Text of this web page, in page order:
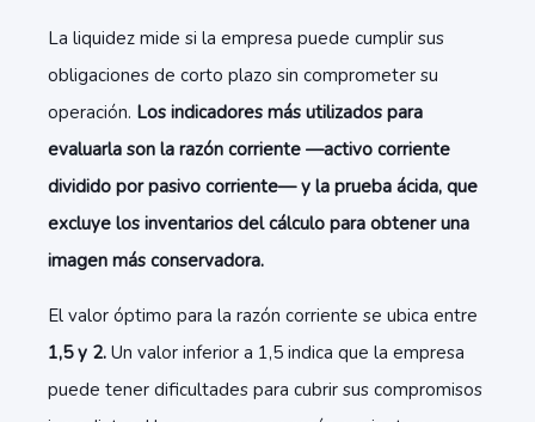
La liquidez mide si la empresa puede cumplir sus
obligaciones de corto plazo sin comprometer su
operación. Los indicadores más utilizados para
evaluarla son la razón corriente —activo corriente
dividido por pasivo corriente— y la prueba ácida, que
excluye los inventarios del cálculo para obtener una
imagen más conservadora.
El valor óptimo para la razón corriente se ubica entre
1,5 y 2. Un valor inferior a 1,5 indica que la empresa
puede tener dificultades para cubrir sus compromisos